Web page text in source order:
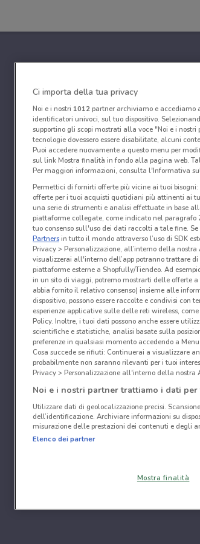
Ci importa della tua privacy
Noi e i nostri 1012partner archiviamo e accediamo
identificatori univoci, sul tuo dispositivo.
supportino gli scopi mostrati alla voce "Noi e i
tecnologie dovessero essere disabilitate, alcuni
Puoi accedere nuovamente a questo menu per
sul link Mostra finalità in fondo alla pagina web.
Per maggiori informazioni, consulta l'Informativa
Permettici di fornirti offerte più vicine ai tuoi
offerte per i tuoi acquisti quotidiani più attinenti ai
una serie di strumenti e analisi effettuate in base
piattaforme collegate, come indicato nel paragrafo
tuo consenso sull'uso dei dati raccolti a tale fine.
Partnersin tutto il mondo attraverso l’uso di SDK
Privacy > Personalizzazione, all’interno della
visualizzerai all'interno dell’app potranno trattare
piattaforme esterne a Shopfully/Tiendeo. Ad
in un sito di viaggi, potremo mostrarti delle offerte
abbia fornito il relativo consenso) insieme alle
dispositivo, possono essere raccolte e condivisi
esperienze applicative sulle delle reti wireless,
Policy. Inoltre, i tuoi dati possono anche essere
scientifiche e statistiche, analisi basate sulla
preferenze in qualsiasi momento accedendo a
Cosa succede se rifiuti: Continuerai a visualizzare
probabilmente non saranno rilevanti per i tuoi
Privacy > Personalizzazione all'interno della nostra
Noi e i nostri partner trattiamo i dati
Utilizzare dati di geolocalizzazione precisi.
dell’identificazione. Archiviare informazioni su
misurazione delle prestazioni dei contenuti e degli
Elenco dei partner
Mostra finalità